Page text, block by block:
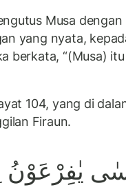
Musa
yang nyata,
berkata, “(Musa)
104, yang di
Firaun.